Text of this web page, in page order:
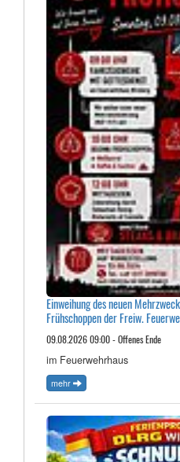
Einweihung des neuen
Frühschoppen der Freiw.
09.08.2026 09:00 - Offenes Ende
im Feuerwehrhaus
mehr